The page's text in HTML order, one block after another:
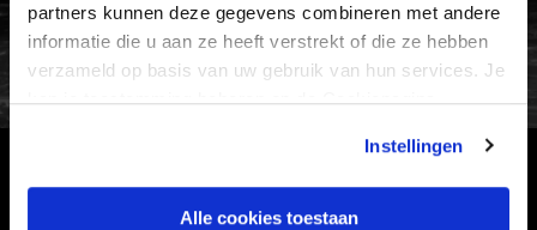
partners kunnen deze gegevens combineren met andere
informatie die u aan ze heeft verstrekt of die ze hebben
verzameld op basis van uw gebruik van hun services. Je
kan je toestemming beheren op de Cookiepagina.
Instellingen
Alle cookies toestaan
FC Utrecht<br>vanuit<br>het
HOOFDSPONSOR